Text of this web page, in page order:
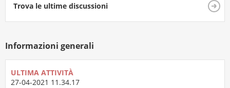
Trova le ultime discussioni
Informazioni generali
ULTIMA ATTIVITÀ
27-04-2021 11.34.17